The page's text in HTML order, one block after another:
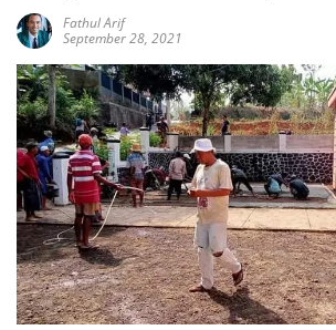
Fathul Arif
September 28, 2021